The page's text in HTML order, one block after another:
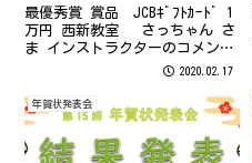
最優秀賞 賞品 JCBｷﾞﾌﾄｶｰﾄﾞ 1
万円 西新教室 さっちゃん さ
ま インストラクターのコメント
最優秀賞受賞おめでとうござい
子ひかるくんの為だけに作成さ
れた年賀状でした。3つのソフト
を駆使し、文字・セ...
2020.02.17
年賀状発表会